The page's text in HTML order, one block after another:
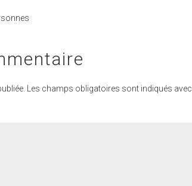
Les champs obligatoires sont indiqués avec